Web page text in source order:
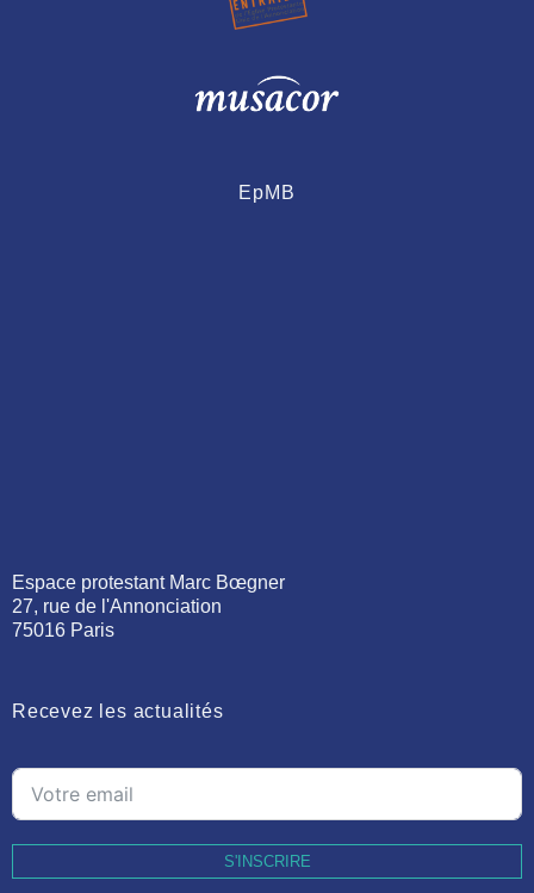
EpMB
Espace protestant Marc Bœgner
27, rue de l'Annonciation
75016 Paris
Recevez les actualités
S'INSCRIRE